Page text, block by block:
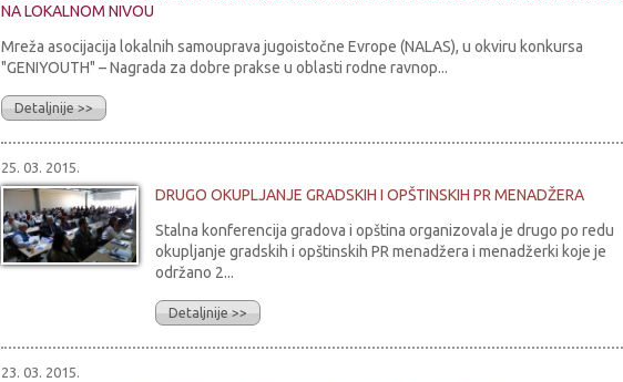
NA LOKALNOM NIVOU
Mreža asocijacija lokalnih samouprava jugoistočne Evrope (NALAS), u okviru konkursa
"GENIYOUTH" – Nagrada za dobre prakse u oblasti rodne ravnop...
Detaljnije >>
25. 03. 2015.
DRUGO OKUPLJANJE GRADSKIH I OPŠTINSKIH PR MENADŽERA
Stalna konferencija gradova i opština organizovala je drugo po redu
okupljanje gradskih i opštinskih PR menadžera i menadžerki koje je
održano 2...
Detaljnije >>
23. 03. 2015.